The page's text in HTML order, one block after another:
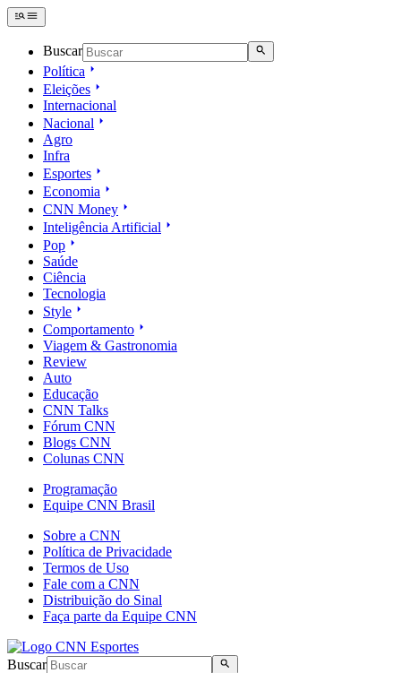
Buscar
Política
Eleições
Internacional
Nacional
Agro
Infra
Esportes
Economia
CNN Money
Inteligência Artificial
Pop
Saúde
Ciência
Tecnologia
Style
Comportamento
Viagem & Gastronomia
Review
Auto
Educação
CNN Talks
Fórum CNN
Blogs CNN
Colunas CNN
Programação
Equipe CNN Brasil
Sobre a CNN
Política de Privacidade
Termos de Uso
Fale com a CNN
Distribuição do Sinal
Faça parte da Equipe CNN
Buscar